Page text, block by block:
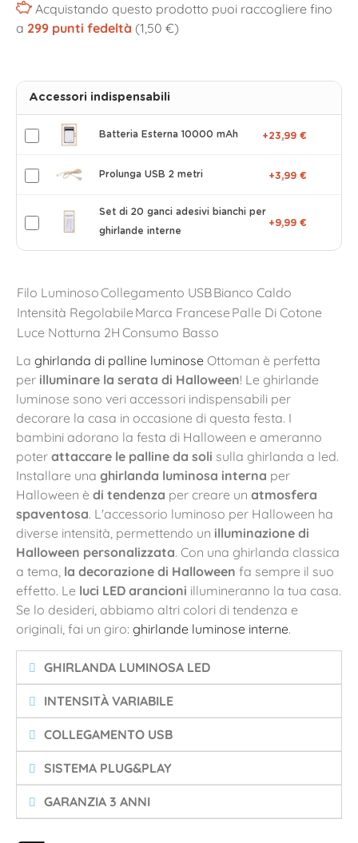
Acquistando questo prodotto puoi raccogliere fino
a 299 punti fedeltà (1,50 €)
Accessori indispensabili
Batteria Esterna 10000 mAh +23,99 €
Prolunga USB 2 metri +3,99 €
Set di 20 ganci adesivi bianchi per
ghirlande interne
+9,99 €
Filo LuminosoCollegamento USBBianco Caldo
Intensità Regolabile Marca Francese Palle Di Cotone
Luce Notturna 2H Consumo Basso
La ghirlanda di palline luminose Ottoman è perfetta
per illuminare la serata di Halloween! Le ghirlande
luminose sono veri accessori indispensabili per
decorare la casa in occasione di questa festa. I
bambini adorano la festa di Halloween e ameranno
poter attaccare le palline da soli sulla ghirlanda a led.
Installare una ghirlanda luminosa interna per
Halloween è di tendenza per creare un atmosfera
spaventosa. L'accessorio luminoso per Halloween ha
diverse intensità, permettendo un illuminazione di
Halloween personalizzata. Con una ghirlanda classica
a tema, la decorazione di Halloween fa sempre il suo
effetto. Le luci LED arancioni illumineranno la tua casa.
Se lo desideri, abbiamo altri colori di tendenza e
originali, fai un giro: ghirlande luminose interne.
GHIRLANDA LUMINOSA LED
INTENSITÀ VARIABILE
COLLEGAMENTO USB
SISTEMA PLUG&PLAY
GARANZIA 3 ANNI